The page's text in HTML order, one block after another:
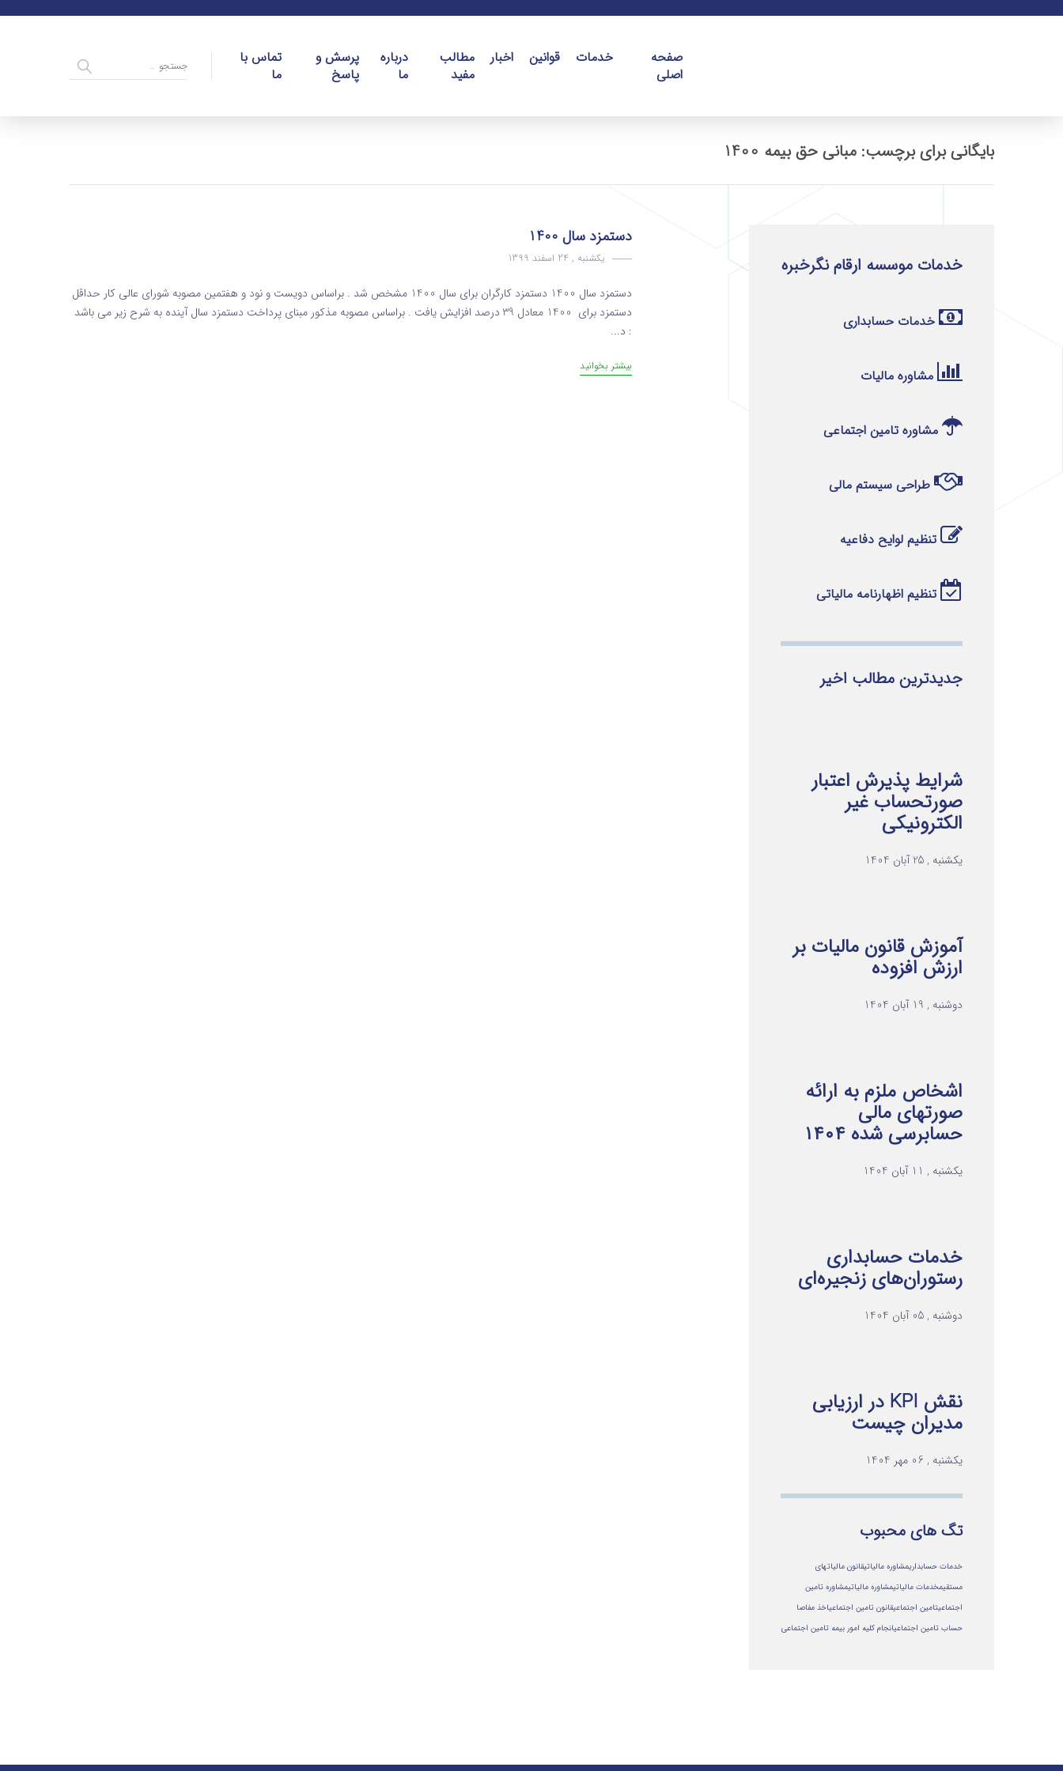
صفحه
اصلی
خدمات قوانین اخبار
مطالب
مفید
درباره
ما
پرسش و
پاسخ
تماس با
ما
بایگانی برای برچسب: مبانی حق بیمه 1400
دستمزد سال 1400
یکشنبه , 24 اسفند 1399
دستمزد سال 1400 دستمزد کارگران برای سال 1400 مشخص شد . براساس دویست و نود و هفتمین مصوبه شورای عالی کار حداقل
دستمزد برای 1400 معادل 39 درصد افزایش یافت . براساس مصوبه مذکور مبنای پرداخت دستمزد سال آینده به شرح زیر می باشد
: د...
بیشتر بخوانید
خدمات موسسه ارقام نگرخبره
خدمات حسابداری
مشاوره مالیات
مشاوره تامین اجتماعی
طراحی سیستم مالی
تنظیم لوایح دفاعیه
تنظیم اظهارنامه مالیاتی
جدیدترین مطالب اخیر
شرایط پذیرش اعتبار
صورتحساب غیر
الکترونیکی
یکشنبه , 25 آبان 1404
آموزش قانون مالیات بر
ارزش افزوده
دوشنبه , 19 آبان 1404
اشخاص ملزم به ارائه
صورتهای مالی
حسابرسی شده ۱۴۰۴
یکشنبه , 11 آبان 1404
خدمات حسابداری
رستوران‌های زنجیره‌ای
دوشنبه , 05 آبان 1404
نقش KPI در ارزیابی
مدیران چیست
یکشنبه , 06 مهر 1404
تگ های محبوب
خدمات حسابداریمشاوره مالیاتیقانون مالیاتهای
مستقیمخدمات مالیاتیمشاوره مالياتيمشاوره تامین
اجتماعیتامین اجتماعیقانون تامین اجتماعیاخذ مفاصا
حساب تامین اجتماعیانجام کلیه امور بیمه تامین اجتماعی